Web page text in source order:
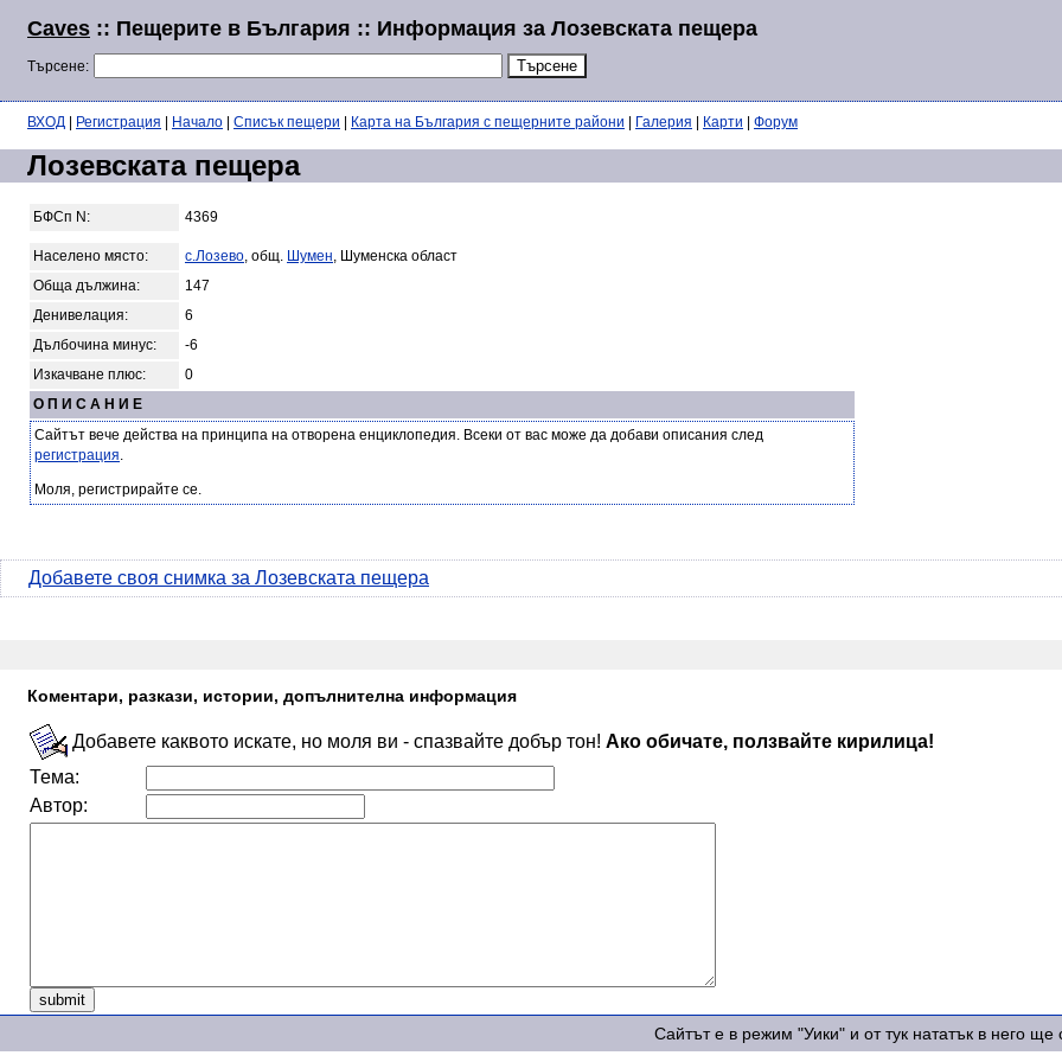
Caves :: Пещерите в България :: Информация за Лозевската пещера
Търсене:
ВХОД Регистрация Начало Списък пещери Карта на България с пещерните райони Галерия Карти Форум
Лозевската пещера
БФСп N: 4369
Населено място: с.Лозево, общ. Шумен, Шуменска област
Обща дължина:
147
Денивелация:
6
Дълбочина минус:
-6
Изкачване плюс:
0
О П И С А Н И Е
Сайтът вече действа на принципа на отворена енциклопедия. Всеки от вас може да добави описания след
регистрация.
Моля, регистрирайте се.
Добавете своя снимка за Лозевската пещера
Коментари, разкази, истории, допълнителна информация
Добавете каквото искате, но моля ви - спазвайте добър тон! Ако обичате, ползвайте кирилица!
Тема:
Автор:
Сайтът е в режим "Уики" и от тук нататък в него